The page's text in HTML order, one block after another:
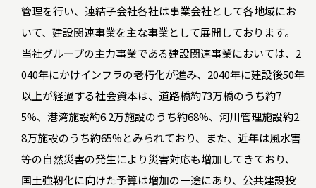
管理を行い、連結子会社各社は事業会社として各地域にお
いて、建設関連事業を主な事業として展開しております。
当社グループの主力事業である建設関連事業においては、2
040年にかけインフラの老朽化が進み、2040年に建設後50年
以上が経過する社会資本は、道路橋約73万橋のうち約7
5%、港湾施設約6.2万施設のうち約68%、河川管理施設約2.
8万施設のうち約65%とみられており、また、近年は風水害
等の自然災害の発生により災害対応も増加してきており、
国土強靭化に向けた予算は増加の一途にあり、公共建設投